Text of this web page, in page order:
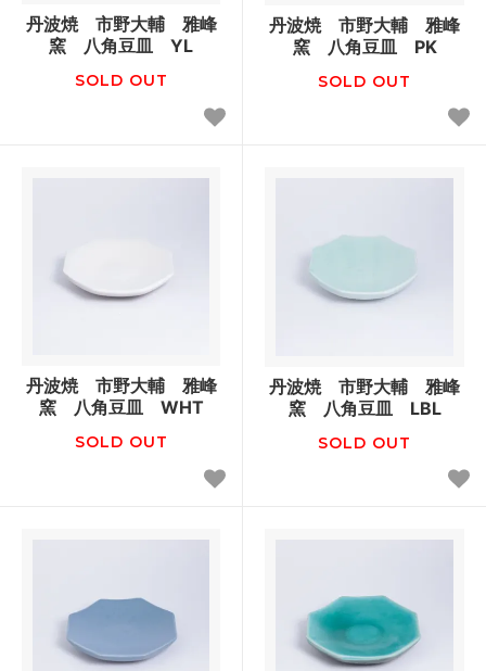
丹波焼 市野大輔 雅峰
窯 八角豆皿 YL
SOLD OUT
丹波焼 市野大輔 雅峰
窯 八角豆皿 PK
SOLD OUT
丹波焼 市野大輔 雅峰
窯 八角豆皿 WHT
SOLD OUT
丹波焼 市野大輔 雅峰
窯 八角豆皿 LBL
SOLD OUT